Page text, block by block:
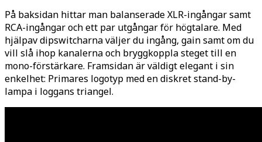
På baksidan hittar man balanserade XLR-ingångar samt
RCA-ingångar och ett par utgångar för högtalare. Med
hjälpav dipswitcharna väljer du ingång, gain samt om du
vill slå ihop kanalerna och bryggkoppla steget till en
mono-förstärkare. Framsidan är väldigt elegant i sin
enkelhet: Primares logotyp med en diskret stand-by-
lampa i loggans triangel.